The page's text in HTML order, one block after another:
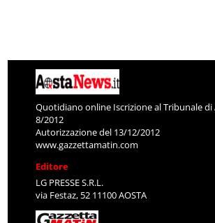
Quotidiano online Iscrizione al Tribunale di
8/2012
Autorizzazione del 13/12/2012
www.gazzettamatin.com
Editore
LG PRESSE S.R.L.
via Festaz, 52 11100 AOSTA